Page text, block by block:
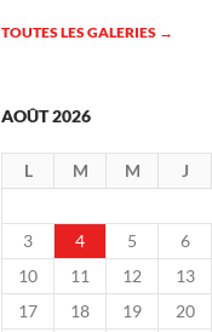
TOUTES LES GALERIES →
AOÛT 2026
L M M J
3
4 5 6
10
11 12 13
17
18 19 20